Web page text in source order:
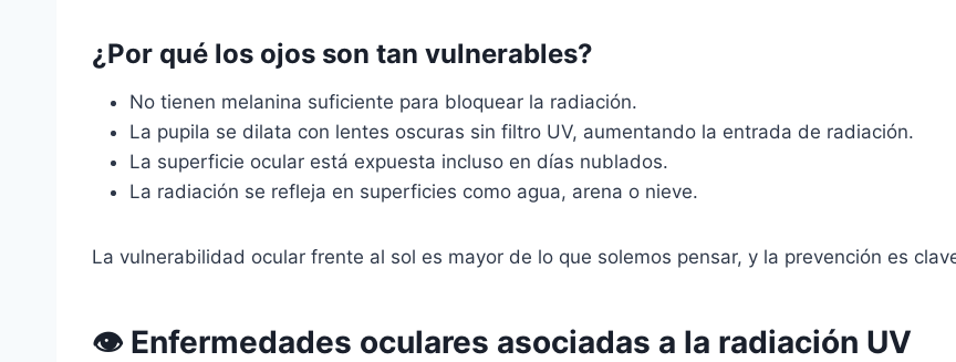
¿Por qué los ojos son tan vulnerables?
No tienen melanina suficiente para bloquear la radiación.
La pupila se dilata con lentes oscuras sin filtro UV, aumentando la entrada de radiación.
La superficie ocular está expuesta incluso en días nublados.
La radiación se refleja en superficies como agua, arena o nieve.
La vulnerabilidad ocular frente al sol es mayor de lo que solemos pensar, y la prevención es
👁️ Enfermedades oculares asociadas a la radiación UV